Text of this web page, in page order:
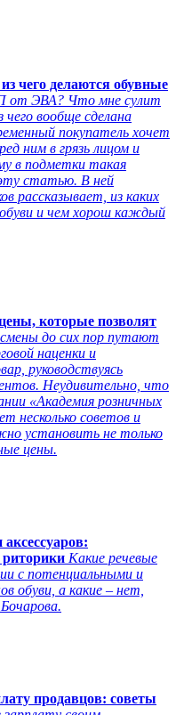
чего делаются обувные
от ЭВА? Что мне сулит
вообще сделана
покупатель хочет
ним в грязь лицом и
в подметки такая
статью. В ней
рассказывает, из каких
и чем хорош каждый
которые позволят
до сих пор путают
наценки и
руководствуясь
Неудивительно, что
«Академия розничных
несколько советов и
установить не только
цены.
Какие речевые
с потенциальными и
обуви, а какие – нет,
продавцов: советы